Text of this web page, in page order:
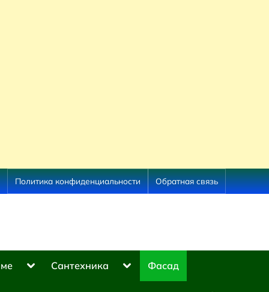
Политика конфиденциальности Обратная связь
ToggleСантехника
Toggle
menu
Фасад